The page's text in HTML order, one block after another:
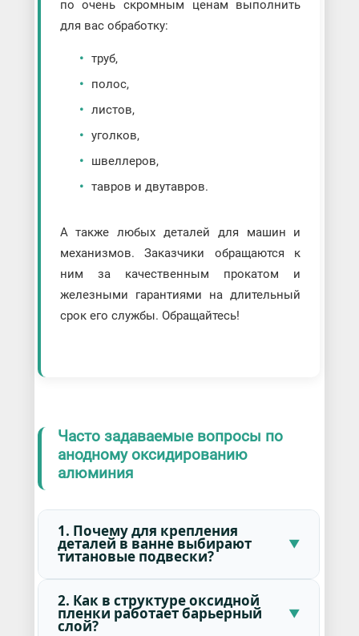
по очень скромным ценам выполнить
для вас обработку:
труб,
полос,
листов,
уголков,
швеллеров,
тавров и двутавров.
А также любых деталей для машин и
механизмов. Заказчики обращаются к
ним за качественным прокатом и
железными гарантиями на длительный
срок его службы. Обращайтесь!
Часто задаваемые вопросы по
анодному оксидированию
алюминия
1. Почему для крепления
деталей в ванне выбирают
титановые подвески?
2. Как в структуре оксидной
пленки работает барьерный
слой?